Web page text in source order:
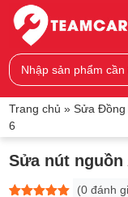
Trang chủ » Sửa Đồng
6
Sửa nút nguồn
(0 đánh